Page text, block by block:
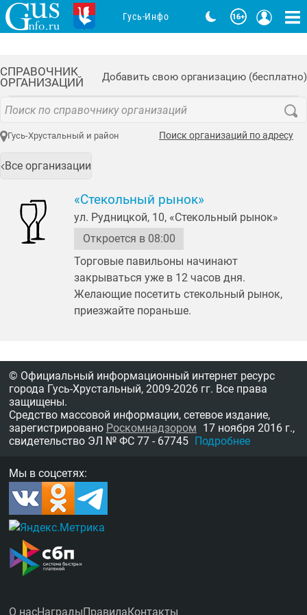
СПРАВОЧНИК
ОРГАНИЗАЦИЙ
Добавить свою организацию (бесплатно)
Гусь-Хрустальный и район Поиск организаций по адресу
Все организации
«Стекольный рынок»
ул. Рудницкой, 10, «Стекольный рынок»
Откроется в 08:00
Торговые павильоны начинают
закрываться уже в 12 часов дня.
Желающие посетить стекольный рынок,
приезжайте пораньше.
Гусь-Инфо
© Официальный информационный интернет ресурс
города Гусь-Хрустальный, 2009-2026 гг. Все права
защищены.
Средство массовой информации, сетевое издание,
зарегистрировано Роскомнадзором 17 ноября 2016 г.,
свидетельство ЭЛ № ФС 77 - 67745 Подробнее
Мы в соцсетях:
О насНаградыПравилаКонтакты